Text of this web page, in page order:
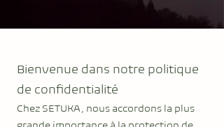
Bienvenue dans notre politique
de confidentialité
Chez SETUKA, nous accordons la plus